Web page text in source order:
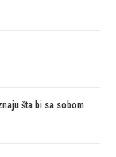
šta bi sa sobom